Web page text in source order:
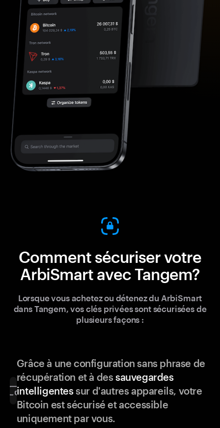
Comment sécuriser votre
ArbiSmart avec Tangem?
Lorsque vous achetez ou détenez du ArbiSmart
dans Tangem, vos clés privées sont sécurisées de
plusieurs façons :
Grâce à une configuration sans phrase de
récupération et à dessauvegardes
intelligentessur d'autres appareils, votre
Bitcoin est sécurisé et accessible
uniquement par vous.